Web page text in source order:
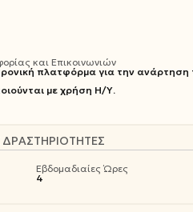
και Επικοινωνιών
πλατφόρμα για την ανάρτηση
με χρήση Η/Υ.
ΔΡΑΣΤΗΡΙΌΤΗΤΕΣ
Εβδομαδιαίες Ώρες
4